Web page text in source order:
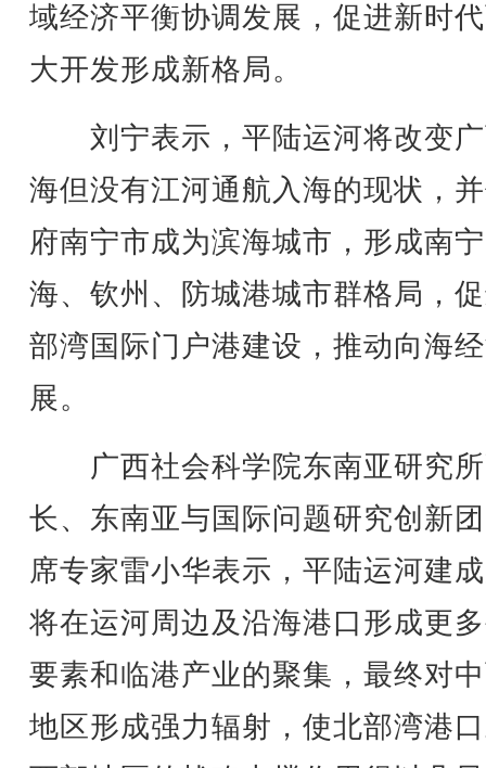
域经济平衡协调发展，促进新时
大开发形成新格局。
刘宁表示，平陆运河将改变
海但没有江河通航入海的现状，
府南宁市成为滨海城市，形成南
海、钦州、防城港城市群格局，
部湾国际门户港建设，推动向海
展。
广西社会科学院东南亚研究
长、东南亚与国际问题研究创新
席专家雷小华表示，平陆运河建
将在运河周边及沿海港口形成更
要素和临港产业的聚集，最终对
地区形成强力辐射，使北部湾港